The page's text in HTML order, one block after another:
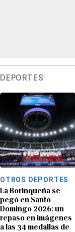
DEPORTES
OTROS DEPORTES
La Borinqueña se
pegó en Santo
Domingo 2026: un
repaso en imágenes
a las 34 medallas de